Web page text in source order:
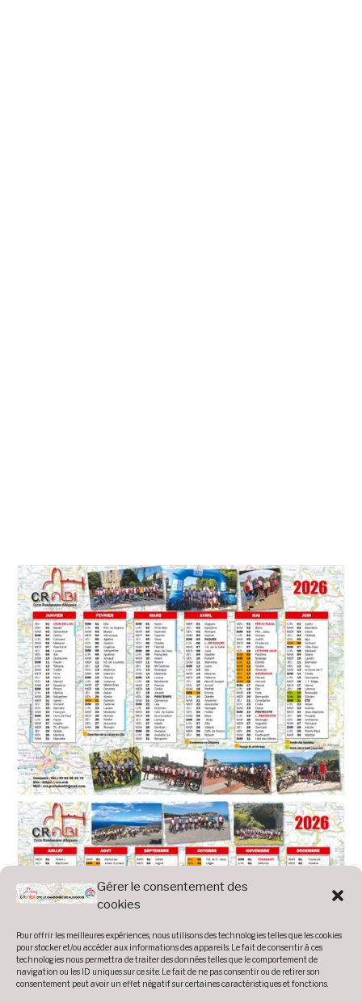
Gérer le consentement des
cookies
Pour offrir les meilleures expériences, nous utilisons des technologies telles que les cookies
pour stocker et/ou accéder aux informations des appareils. Le fait de consentir à ces
technologies nous permettra de traiter des données telles que le comportement de
navigation ou les ID uniques sur ce site. Le fait de ne pas consentir ou de retirer son
consentement peut avoir un effet négatif sur certaines caractéristiques et fonctions.